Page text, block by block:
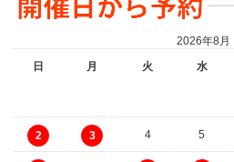
2026年8月
日
月 火 水
2 3 4 5